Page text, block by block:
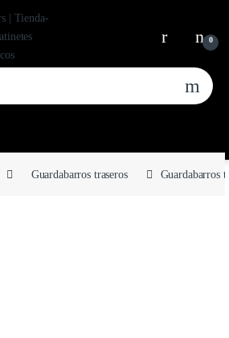
0
Guardabarros traseros Guardabarros